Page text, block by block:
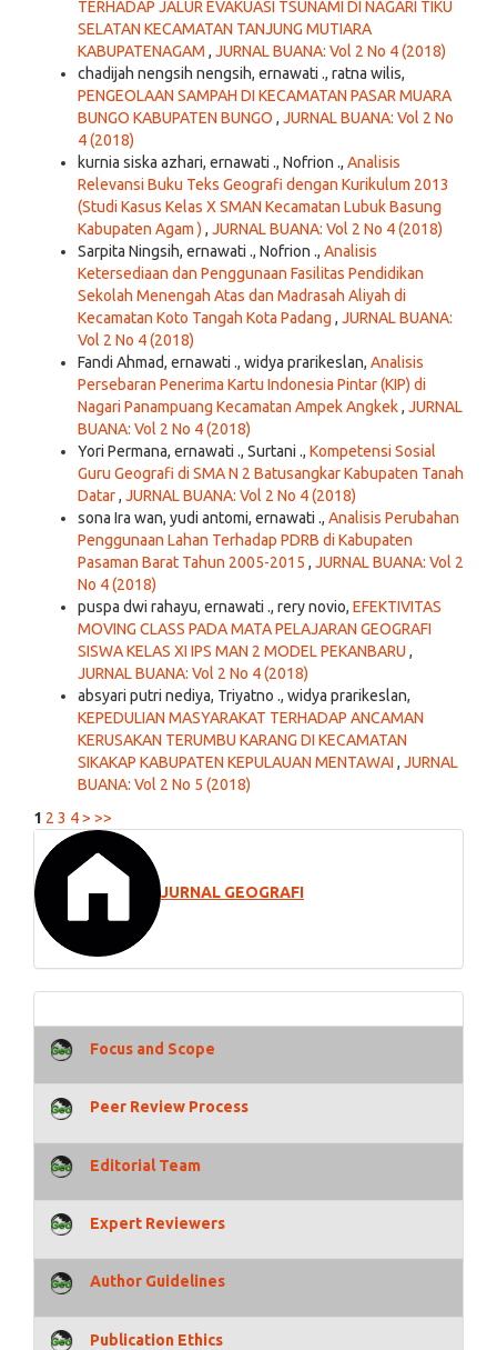
TERHADAP JALUR EVAKUASI TSUNAMI DI NAGARI TIKU
SELATAN KECAMATAN TANJUNG MUTIARA
KABUPATENAGAM , JURNAL BUANA: Vol 2 No 4 (2018)
chadijah nengsih nengsih, ernawati ., ratna wilis,
PENGEOLAAN SAMPAH DI KECAMATAN PASAR MUARA
BUNGO KABUPATEN BUNGO , JURNAL BUANA: Vol 2 No
4 (2018)
kurnia siska azhari, ernawati ., Nofrion ., Analisis
Relevansi Buku Teks Geografi dengan Kurikulum 2013
(Studi Kasus Kelas X SMAN Kecamatan Lubuk Basung
Kabupaten Agam ) , JURNAL BUANA: Vol 2 No 4 (2018)
Sarpita Ningsih, ernawati ., Nofrion ., Analisis
Ketersediaan dan Penggunaan Fasilitas Pendidikan
Sekolah Menengah Atas dan Madrasah Aliyah di
Kecamatan Koto Tangah Kota Padang , JURNAL BUANA:
Vol 2 No 4 (2018)
Fandi Ahmad, ernawati ., widya prarikeslan, Analisis
Persebaran Penerima Kartu Indonesia Pintar (KIP) di
Nagari Panampuang Kecamatan Ampek Angkek, JURNAL
BUANA: Vol 2 No 4 (2018)
Yori Permana, ernawati ., Surtani ., Kompetensi Sosial
Guru Geografi di SMA N 2 Batusangkar Kabupaten Tanah
Datar, JURNAL BUANA: Vol 2 No 4 (2018)
sona Ira wan, yudi antomi, ernawati ., Analisis Perubahan
Penggunaan Lahan Terhadap PDRB di Kabupaten
Pasaman Barat Tahun 2005-2015 , JURNAL BUANA: Vol 2
No 4 (2018)
puspa dwi rahayu, ernawati ., rery novio, EFEKTIVITAS
MOVING CLASS PADA MATA PELAJARAN GEOGRAFI
SISWA KELAS XI IPS MAN 2 MODEL PEKANBARU ,
JURNAL BUANA: Vol 2 No 4 (2018)
absyari putri nediya, Triyatno ., widya prarikeslan,
KEPEDULIAN MASYARAKAT TERHADAP ANCAMAN
KERUSAKAN TERUMBU KARANG DI KECAMATAN
SIKAKAP KABUPATEN KEPULAUAN MENTAWAI , JURNAL
BUANA: Vol 2 No 5 (2018)
1 2 3 4> >>
JURNAL GEOGRAFI
Focus and Scope
Peer Review Process
Editorial Team
Expert Reviewers
Author Guidelines
Publication Ethics